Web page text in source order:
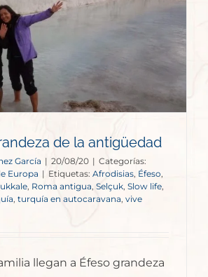
de la antigüedad
García | 20/08/20 | Categorías:
Europa | Etiquetas: Afrodisias, Éfeso,
Roma antigua Selçuk, Slow life,
turquía en autocaravana, vive
llegan a Éfeso grandeza